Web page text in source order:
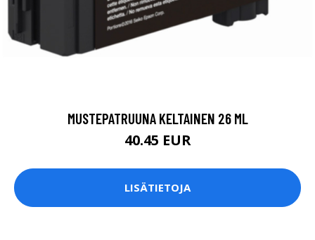
MUSTEPATRUUNA KELTAINEN 26 ML
40.45 EUR
LISÄTIETOJA